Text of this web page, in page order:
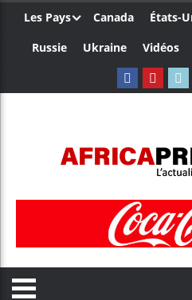
Les Pays Canada États-
Russie
Ukraine Vidéos